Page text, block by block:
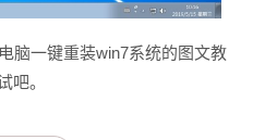
脑一键重装win7系统的图文教
吧。